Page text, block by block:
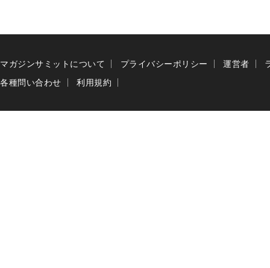
マガジンサミットについて プライバシーポリシー 運営者
各種問い合わせ
利用規約